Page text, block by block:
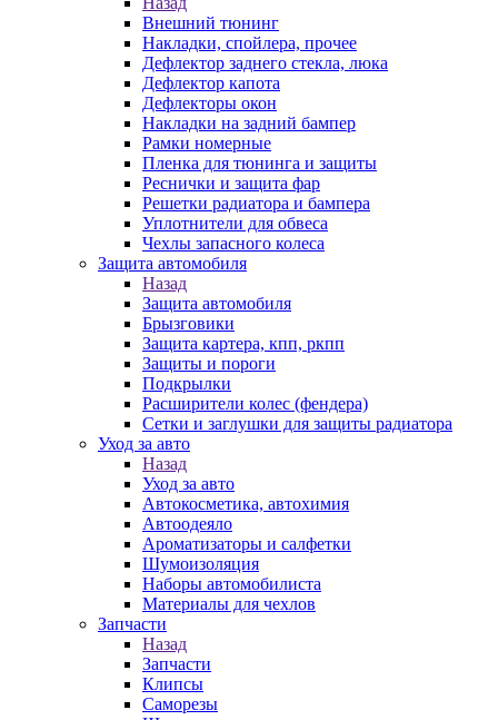
Внешний тюнинг
Накладки, спойлера, прочее
Дефлектор заднего стекла, люка
Дефлектор капота
Дефлекторы окон
Накладки на задний бампер
Рамки номерные
Пленка для тюнинга и защиты
Реснички и защита фар
Решетки радиатора и бампера
Уплотнители для обвеса
Чехлы запасного колеса
Защита автомобиля
Назад
Защита автомобиля
Брызговики
Защита картера, кпп, ркпп
Защиты и пороги
Подкрылки
Расширители колес (фендера)
Сетки и заглушки для защиты радиатора
Уход за авто
Назад
Уход за авто
Автокосметика, автохимия
Автоодеяло
Ароматизаторы и салфетки
Шумоизоляция
Наборы автомобилиста
Материалы для чехлов
Запчасти
Назад
Запчасти
Клипсы
Саморезы